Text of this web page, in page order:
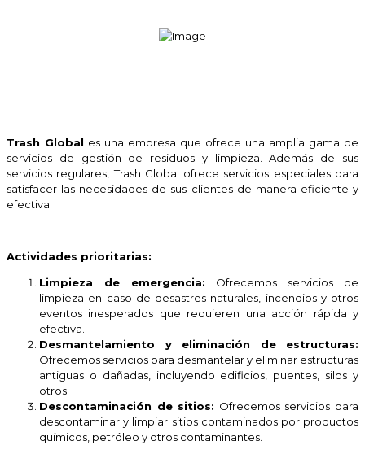
Trash Global es una empresa que ofrece una amplia gama de
servicios de gestión de residuos y limpieza. Además de sus
servicios regulares, Trash Global ofrece servicios especiales para
satisfacer las necesidades de sus clientes de manera eficiente y
efectiva.
Actividades prioritarias:
Limpieza de emergencia: Ofrecemos servicios de
limpieza en caso de desastres naturales, incendios y otros
eventos inesperados que requieren una acción rápida y
efectiva.
Desmantelamiento y eliminación de estructuras:
Ofrecemos servicios para desmantelar y eliminar estructuras
antiguas o dañadas, incluyendo edificios, puentes, silos y
otros.
Descontaminación de sitios: Ofrecemos servicios para
descontaminar y limpiar sitios contaminados por productos
químicos, petróleo y otros contaminantes.